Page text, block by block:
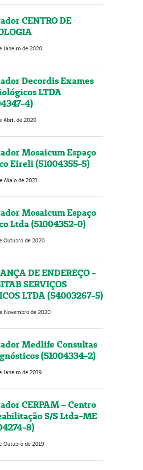
CENTRO DE
Janeiro de 2020
Decordis Exames
LTDA
4)
Abril de 2020
Mosaicum Espaço
Eireli (51004355-5)
Maio de 2021
Mosaicum Espaço
Ltda (51004352-0)
Outubro de 2020
DE ENDEREÇO -
SERVIÇOS
LTDA (54003267-5)
Novembro de 2020
Medlife Consultas
(51004334-2)
Janeiro de 2019
CERPAM – Centro
S/S Ltda-ME
8)
Outubro de 2019